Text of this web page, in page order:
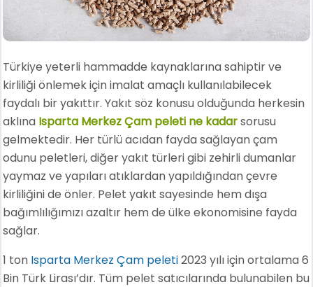
Türkiye yeterli hammadde kaynaklarına sahiptir ve
kirliliği önlemek için imalat amaçlı kullanılabilecek
faydalı bir yakıttır. Yakıt söz konusu olduğunda herkesin
aklına Isparta Merkez Çam peleti ne kadarsorusu
gelmektedir. Her türlü acıdan fayda sağlayan çam
odunu peletleri, diğer yakıt türleri gibi zehirli dumanlar
yaymaz ve yapıları atıklardan yapıldığından çevre
kirliliğini de önler. Pelet yakıt sayesinde hem dışa
bağımlılığımızı azaltır hem de ülke ekonomisine fayda
sağlar.
1 ton Isparta Merkez Çam peleti2023 yılı için ortalama 6
Bin Türk Lirası’dır. Tüm pelet satıcılarında bulunabilen bu